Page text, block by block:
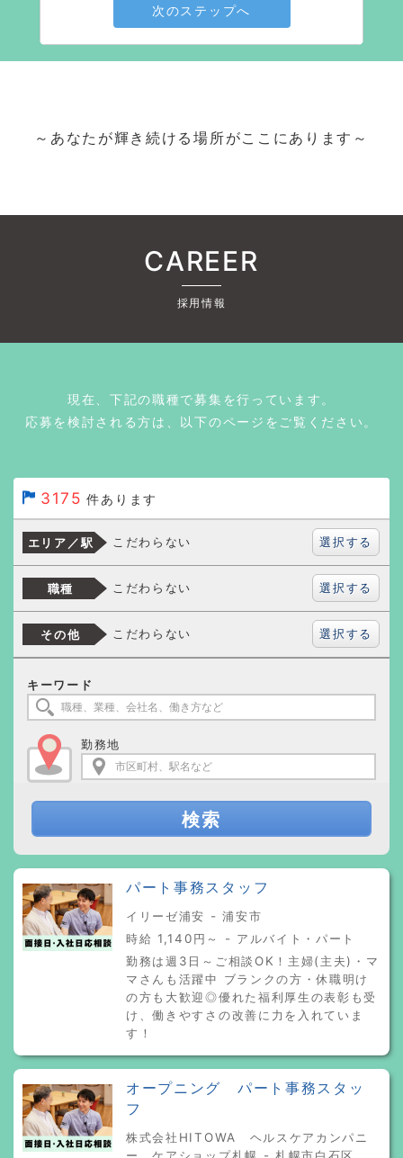
次のステップへ
～あなたが輝き続ける場所がここにあります～
CAREER
採用情報
現在、下記の職種で募集を行っています。
応募を検討される方は、以下のページをご覧ください。
3175 件あります
エリア／駅 こだわらない 選択する
職種 こだわらない 選択する
その他 こだわらない 選択する
キーワード
勤務地
検索
パート事務スタッフ
イリーゼ浦安 - 浦安市
時給 1,140円～ - アルバイト・パート
勤務は週3日～ご相談OK！主婦(主夫)・マ
マさんも活躍中 ブランクの方・休職明け
の方も大歓迎◎優れた福利厚生の表彰も受
け、働きやすさの改善に力を入れていま
す！
オープニング パート事務スタッ
フ
株式会社HITOWA ヘルスケアカンパニ